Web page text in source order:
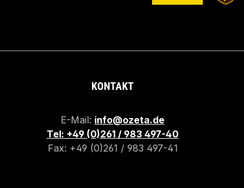
KONTAKT
E-Mail: info@ozeta.de
Tel: +49 (0)261 / 983 497-40
Fax: +49 (0)261 / 983 497-41